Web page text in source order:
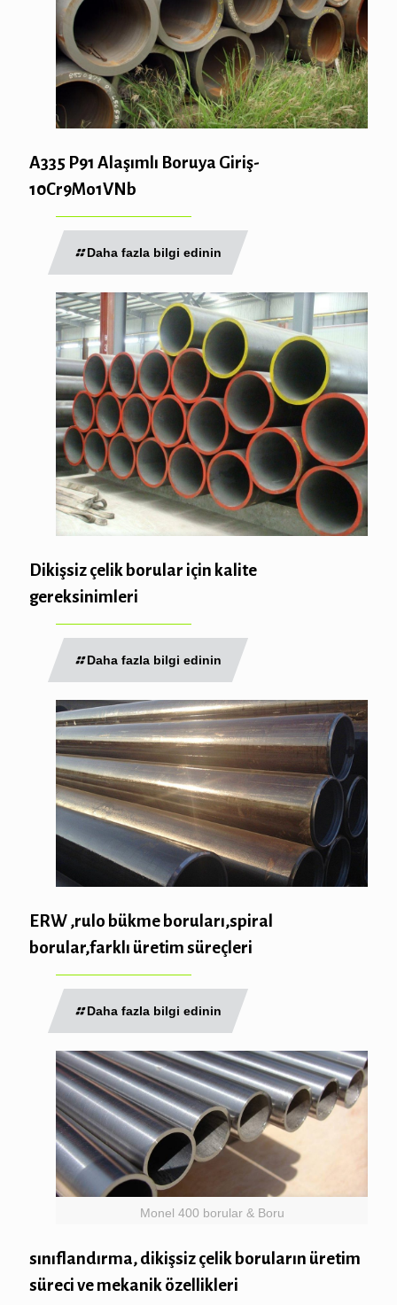
A335 P91 Alaşımlı Boruya Giriş-
10Cr9Mo1VNb
Daha fazla bilgi edinin
Dikişsiz çelik borular için kalite
gereksinimleri
Daha fazla bilgi edinin
ERW ,rulo bükme boruları,spiral
borular,farklı üretim süreçleri
Daha fazla bilgi edinin
Monel 400 borular & Boru
sınıflandırma, dikişsiz çelik boruların üretim
süreci ve mekanik özellikleri